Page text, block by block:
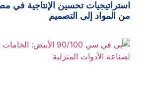
استراتيجيات تحسين الإنتاجية في
من المواد إلى التصميم